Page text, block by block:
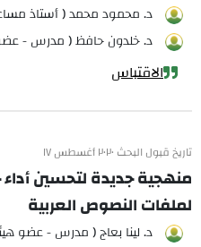
د. محمود محمد ( أستاذ
د. خلدون حافظ ( مدرس -
الاقتباس
تاريخ قبول البحث ٢٠٢٠ أغسطس ١٧
منهجية جديدة لتحسين
لملفات النصوص العربية
د. لينا بعاج ( مدرس - عضو